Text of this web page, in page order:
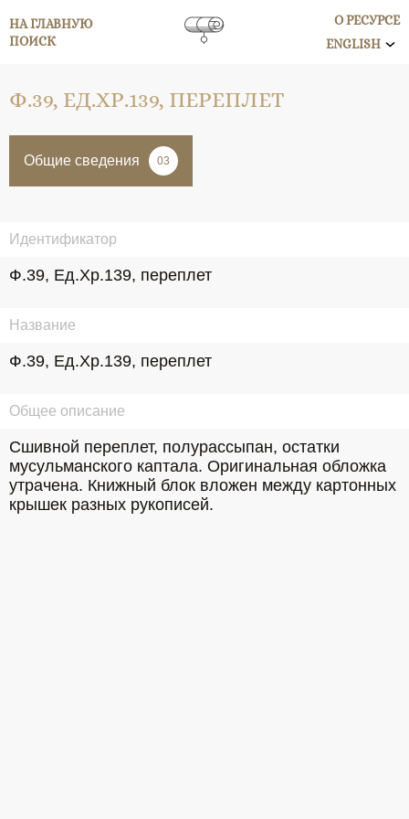
НА ГЛАВНУЮ
ПОИСК
О РЕСУРСЕ
ENGLISH
Ф.39, ЕД.ХР.139, ПЕРЕПЛЕТ
Общие сведения 03
Идентификатор
Ф.39, Ед.Хр.139, переплет
Название
Ф.39, Ед.Хр.139, переплет
Общее описание
Сшивной переплет, полурассыпан, остатки
мусульманского каптала. Оригинальная обложка
утрачена. Книжный блок вложен между картонных
крышек разных рукописей.